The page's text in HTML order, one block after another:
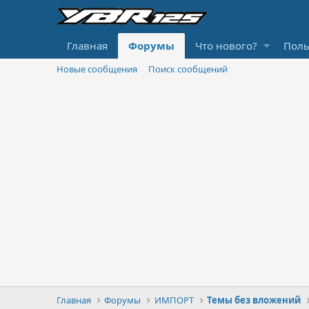
Главная Форумы Что нового?
Новые сообщения Поиск сообщений
Главная Форумы ИМПОРТ Темы без вложений